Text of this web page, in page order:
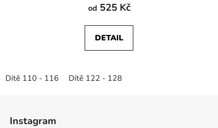
od 525 Kč
DETAIL
Dítě 110 - 116 Dítě 122 - 128
Instagram